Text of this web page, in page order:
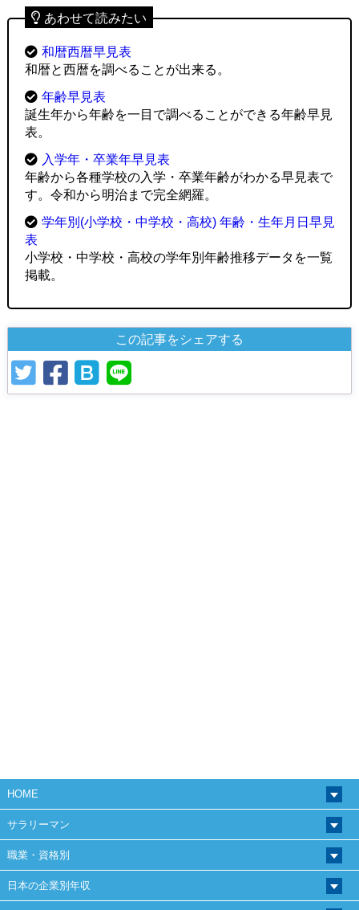
あわせて読みたい
和暦西暦早見表
和暦と西暦を調べることが出来る。
年齢早見表
誕生年から年齢を一目で調べることができる年齢早見
表。
入学年・卒業年早見表
年齢から各種学校の入学・卒業年齢がわかる早見表で
す。令和から明治まで完全網羅。
学年別(小学校・中学校・高校) 年齢・生年月日早見
表
小学校・中学校・高校の学年別年齢推移データを一覧
掲載。
この記事をシェアする
HOME
サラリーマン
職業・資格別
日本の企業別年収